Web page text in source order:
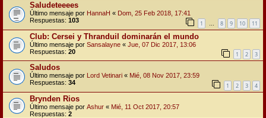
Saludeteeees
Último mensaje por HannaH « Dom, 25 Feb 2018, 17:41
Respuestas: 103 1 … 8 9 10 11
Club: Cersei y Thranduil dominarán el mundo
Último mensaje por Sansalayne « Jue, 07 Dic 2017, 13:06
Respuestas: 20 1 2 3
Saludos
Último mensaje por Lord Vetinari « Mié, 08 Nov 2017, 23:59
Respuestas: 34 1 2 3 4
Brynden Rios
Último mensaje por Ashur « Mié, 11 Oct 2017, 20:57
Respuestas: 2